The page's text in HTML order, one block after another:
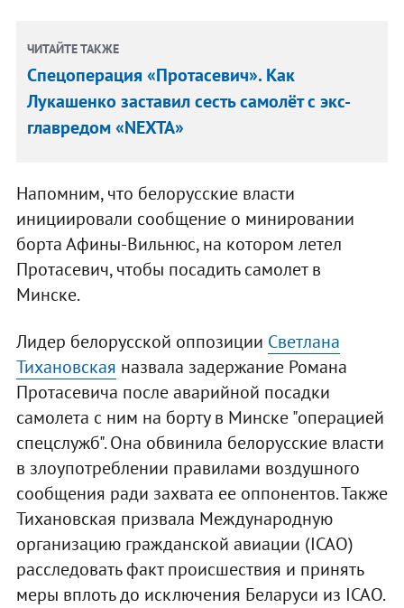
ЧИТАЙТЕ ТАКЖЕ
Спецоперация «Протасевич». Как
Лукашенко заставил сесть самолёт с экс-
главредом «NEXTA»
Напомним, что белорусские власти
инициировали сообщение о минировании
борта Афины-Вильнюс, на котором летел
Протасевич, чтобы посадить самолет в
Минске.
Лидер белорусской оппозиции Светлана
Тихановская назвала задержание Романа
Протасевича после аварийной посадки
самолета с ним на борту в Минске "операцией
спецслужб". Она обвинила белорусские власти
в злоупотреблении правилами воздушного
сообщения ради захвата ее оппонентов. Также
Тихановская призвала Международную
организацию гражданской авиации (ICAO)
расследовать факт происшествия и принять
меры вплоть до исключения Беларуси из ICAO.